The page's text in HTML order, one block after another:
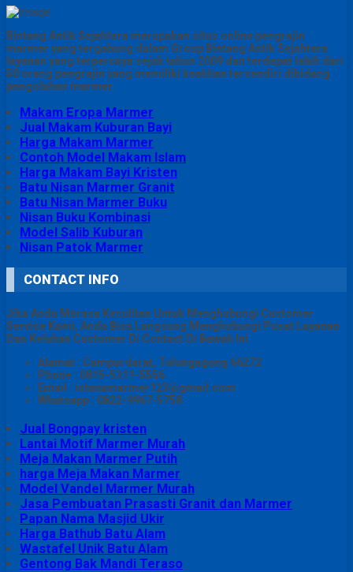
Bintang Antik Sejahtera merupakan situs online pengrajin
marmer yang tergabung dalam Group Bintang Antik Sejahtera
layanan yang terpercaya sejak tahun 2009 dan terdapat lebih dari
50 orang pengrajin yang memiliki keahlian tersendiri dibidang
pengolahan marmer.
Makam Eropa Marmer
Jual Makam Kuburan Bayi
Harga Makam Marmer
Contoh Model Makam Islam
Harga Makam Bayi Kristen
Batu Nisan Marmer Granit
Batu Nisan Marmer Buku
Nisan Buku Kombinasi
Model Salib Kuburan
Nisan Patok Marmer
CONTACT INFO
Jika Anda Merasa Kesulitan Untuk Menghubungi Customer
Service Kami, Anda Bisa Langsung Menghubungi Pusat Layanan
Dan Keluhan Customer Di Contact Di Bawah Ini
Alamat : Campurdarat, Tulungagung 66272
Phone : 0815-5311-5556
Email : istanamarmer123@gmail.com
Whatsapp : 0822-9967-5758
Jual Bongpay kristen
Lantai Motif Marmer Murah
Meja Makan Marmer Putih
harga Meja Makan Marmer
Model Vandel Marmer Murah
Jasa Pembuatan Prasasti Granit dan Marmer
Papan Nama Masjid Ukir
Harga Bathub Batu Alam
Wastafel Unik Batu Alam
Gentong Bak Mandi Teraso